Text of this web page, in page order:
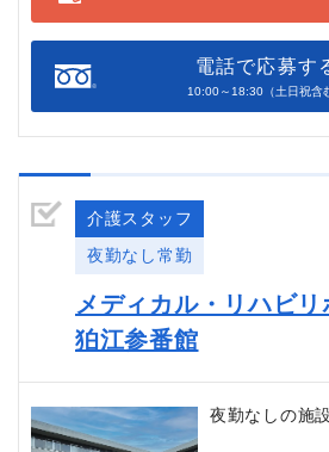
電話で応募す
10:00～18:30（土日祝含
介護スタッフ
夜勤なし常勤
メディカル・リハビ
狛江参番館
夜勤なしの施